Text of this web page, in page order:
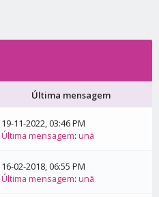
Última mensagem
19-11-2022, 03:46 PM
Última mensagem:unã
16-02-2018, 06:55 PM
Última mensagem:unã